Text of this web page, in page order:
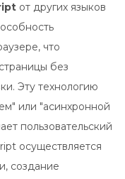
от других языков
что
без
Эту технологию
или "асинхронной
пользовательский
осуществляется
создание